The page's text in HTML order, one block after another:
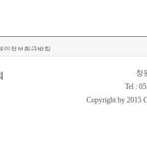
인정보취급방침
창
Tel :
Copyright by 2015